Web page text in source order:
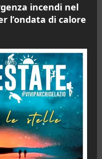
incendi nel
l’ondata di calore